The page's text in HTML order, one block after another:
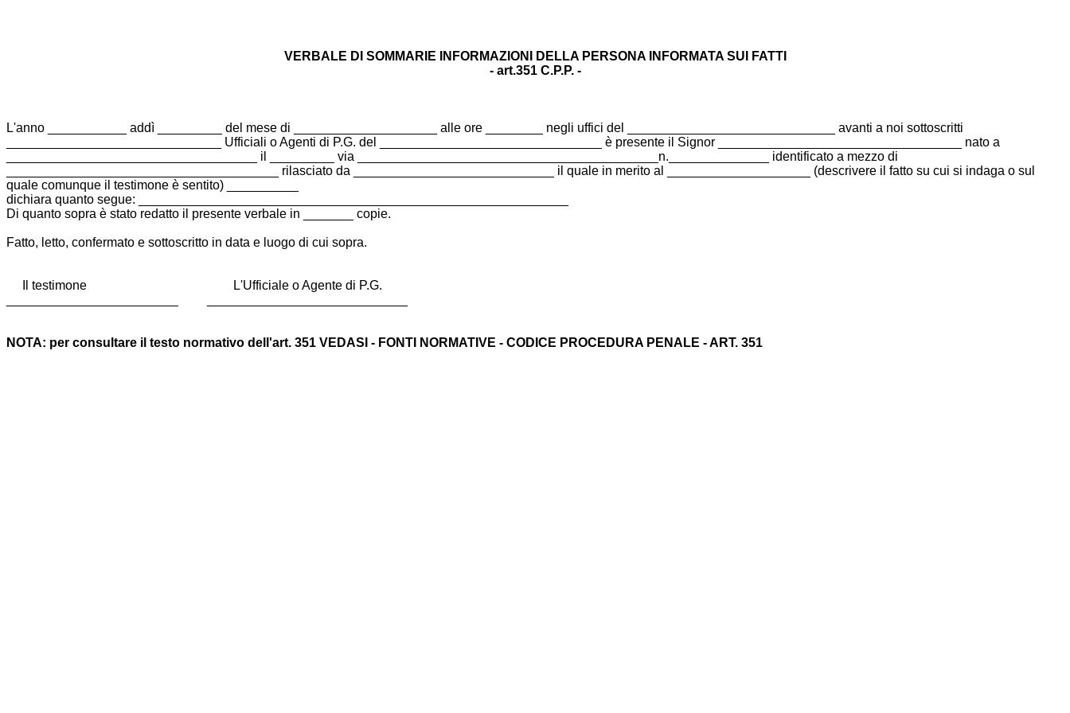
VERBALE DI SOMMARIE INFORMAZIONI DELLA PERSONA INFORMATA SUI FATTI
- art.351 C.P.P. -
L'anno ___________ addì _________ del mese di ____________________ alle ore ________ negli uffici del _____________________________ avanti a noi sottoscritti
______________________________ Ufficiali o Agenti di P.G. del _______________________________ è presente il Signor __________________________________ nato a
___________________________________ il _________ via __________________________________________n.______________ identificato a mezzo di
______________________________________ rilasciato da ____________________________ il quale in merito al ____________________ (descrivere il fatto su cui si indaga o sul
quale comunque il testimone è sentito) __________
dichiara quanto segue: ____________________________________________________________
Di quanto sopra è stato redatto il presente verbale in _______ copie.
Fatto, letto, confermato e sottoscritto in data e luogo di cui sopra.
Il testimone L'Ufficiale o Agente di P.G.
NOTA: per consultare il testo normativo dell'art. 351 VEDASI - FONTI NORMATIVE - CODICE PROCEDURA PENALE - ART. 351